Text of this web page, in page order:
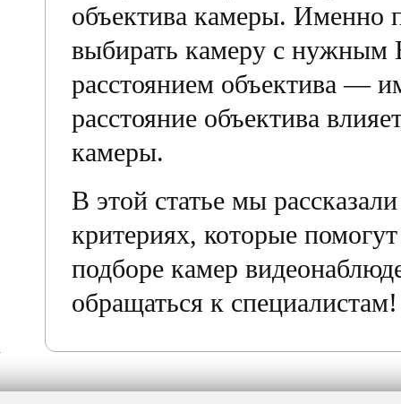
объектива камеры. Именно
выбирать камеру с
расстоянием объектива —
расстояние объектива
камеры.
В этой статье мы
критериях, которые
подборе камер
обращаться к специалистам!